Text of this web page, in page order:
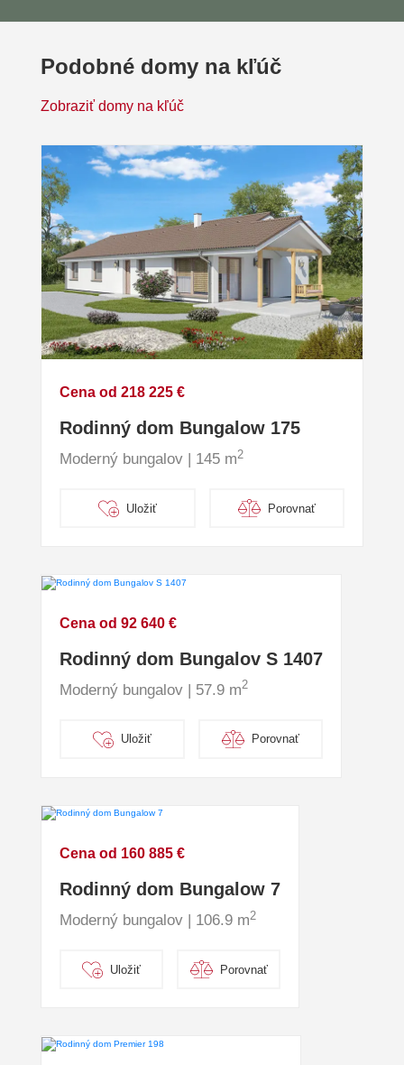
Podobné domy na kľúč
Zobraziť domy na kľúč
Cena od 218 225 €
Rodinný dom Bungalow 175
Moderný bungalov | 145 m2
Uložiť Porovnať
Cena od 92 640 €
Rodinný dom Bungalov S 1407
Moderný bungalov | 57.9 m2
Uložiť Porovnať
Cena od 160 885 €
Rodinný dom Bungalow 7
Moderný bungalov | 106.9 m2
Uložiť Porovnať